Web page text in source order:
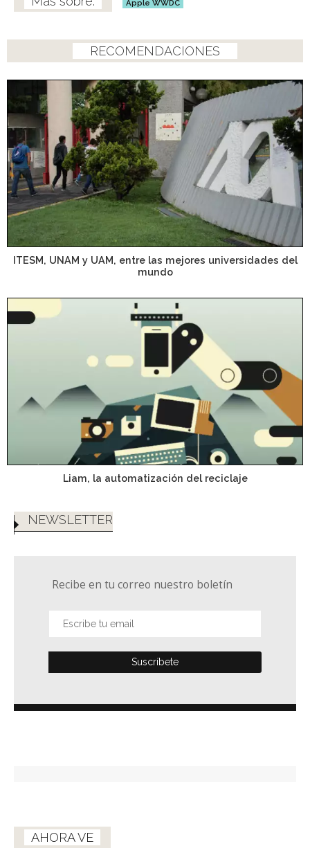
Apple WWDC
RECOMENDACIONES
ITESM, UNAM y UAM, entre las mejores universidades del
mundo
Liam, la automatización del reciclaje
NEWSLETTER
Recibe en tu correo nuestro boletín
AHORA VE